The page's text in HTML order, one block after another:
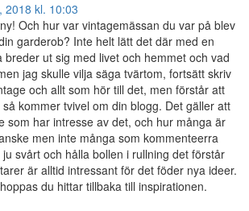
2018 kl. 10:03
Och hur var vintagemässan du var på blev
garderob? Inte helt lätt det där med en
breder ut sig med livet och hemmet och vad
jag skulle vilja säga tvärtom, fortsätt skriv
och allt som hör till det, men förstår att
kommer tvivel om din blogg. Det gäller att
som har intresse av det, och hur många är
men inte många som kommenteerra
svårt och hålla bollen i rullning det förstår
är alltid intressant för det föder nya ideer.
du hittar tillbaka till inspirationen.